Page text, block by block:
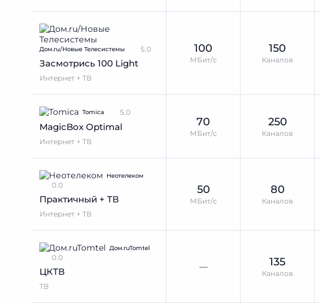
Дом.ru/Новые Телеcистемы 5.0
Засмотрись 100 Light
Интернет + ТВ
100
МБит/с
150
Каналов
Tomica 5.0
MagicBox Optimal
Интернет + ТВ
70
МБит/с
250
Каналов
Неотелеком
0.0
Практичный + ТВ
Интернет + ТВ
50
МБит/с
80
Каналов
Дом.ruTomtel
0.0
ЦКТВ
ТВ
— 135
Каналов